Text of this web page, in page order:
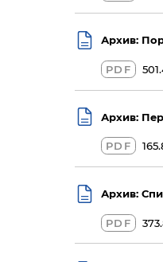
Архив:
PDF
Архив:
PDF
Архив:
PDF